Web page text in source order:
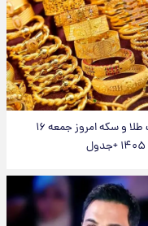
قیمت طلا و سکه امروز جمعه ۱۶